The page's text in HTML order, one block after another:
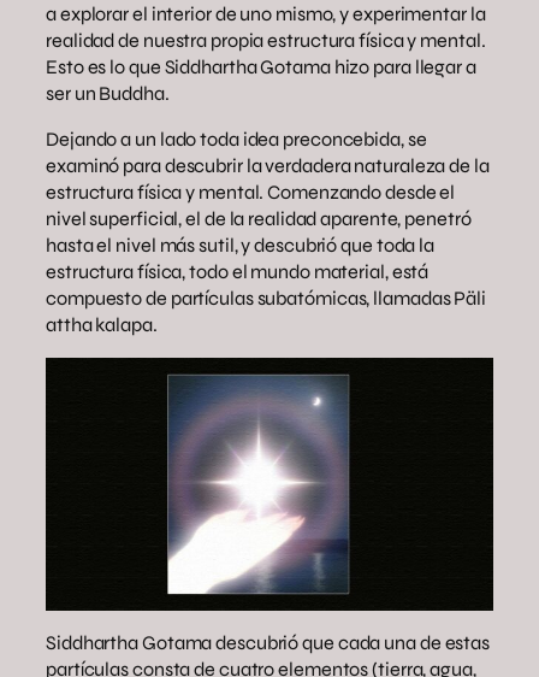
a explorar el interior de uno mismo, y experimentar la
realidad de nuestra propia estructura física y mental.
Esto es lo que Siddhartha Gotama hizo para llegar a
ser un Buddha.
Dejando a un lado toda idea preconcebida, se
examinó para descubrir la verdadera naturaleza de la
estructura física y mental. Comenzando desde el
nivel superficial, el de la realidad aparente, penetró
hasta el nivel más sutil, y descubrió que toda la
estructura física, todo el mundo material, está
compuesto de partículas subatómicas, llamadas Päli
attha kalapa.
Siddhartha Gotama descubrió que cada una de estas
partículas consta de cuatro elementos (tierra, agua,